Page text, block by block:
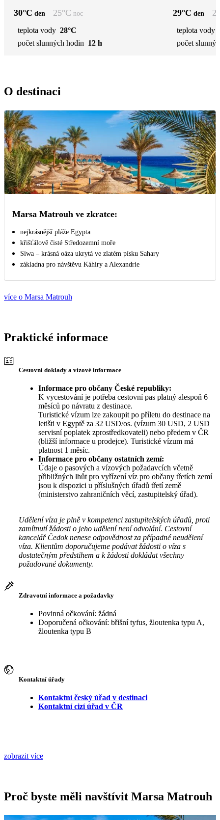
30°C den 25°C noc
teplota vody 28°C
počet slunných hodin 12 h
29°C den
teplota vody
počet
O destinaci
Marsa Matrouh ve zkratce:
nejkrásnější pláže Egypta
křišťálově čisté Středozemní moře
Siwa – krásná oáza ukrytá ve zlatém písku Sahary
základna pro návštěvu Káhiry a Alexandrie
více o Marsa Matrouh
Praktické informace
Cestovní doklady a vízové informace
Informace pro občany České republiky:
K vycestování je potřeba cestovní pas platný alespoň 6
měsíců po návratu z destinace.
Turistické vízum lze zakoupit po příletu do destinace na
letišti v Egyptě za 32 USD/os. (vízum 30 USD, 2 USD
servisní poplatek zprostředkovateli) nebo předem v ČR
(bližší informace u prodejce). Turistické vízum má
platnost 1 měsíc.
Informace pro občany ostatních zemí:
Údaje o pasových a vízových požadavcích včetně
přibližných lhůt pro vyřízení víz pro občany třetích zemí
jsou k dispozici u příslušných úřadů třetí země
(ministerstvo zahraničních věcí, zastupitelský úřad).
Udělení víza je plně v kompetenci zastupitelských úřadů, proti
zamítnutí žádosti o jeho udělení není odvolání. Cestovní
kancelář Čedok nenese odpovědnost za případné neudělení
víza. Klientům doporučujeme podávat žádosti o víza s
dostatečným předstihem a k žádosti dokládat všechny
požadované dokumenty.
Zdravotní informace a požadavky
Povinná očkování: žádná
Doporučená očkování: břišní tyfus, žloutenka typu A,
žloutenka typu B
Kontaktní úřady
Kontaktní český úřad v destinaci
Kontaktní cizí úřad v ČR
zobrazit více
Proč byste měli navštívit Marsa Matrouh